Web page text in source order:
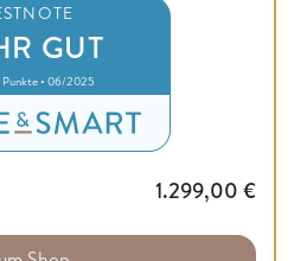
GUT
• 06/2025
1.299,00 €